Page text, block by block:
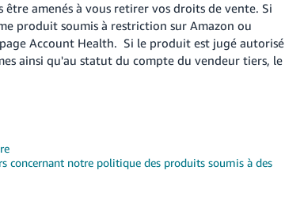
amenés à vous retirer vos droits de vente. Si
produit soumis à restriction sur Amazon ou
Account Health. Si le produit est jugé autorisé
ainsi qu'au statut du compte du vendeur tiers, le
concernant notre politique des produits soumis à des